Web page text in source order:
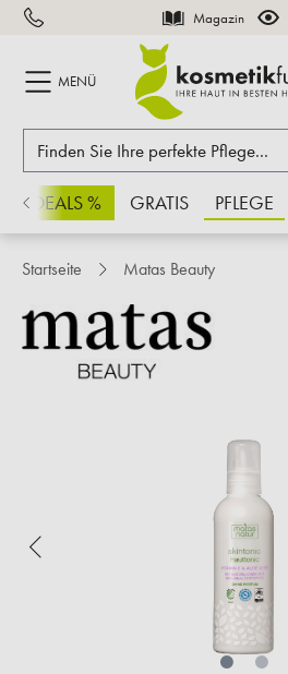
springen Magazin
MENÜ
% GRATIS PFLEGE
Startseite Matas Beauty